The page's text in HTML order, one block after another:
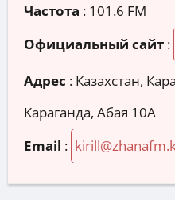
Частота : 101.6 FM
Официальный сайт :
Адрес : Казахстан,
Караганда, Абая 10A
Email :